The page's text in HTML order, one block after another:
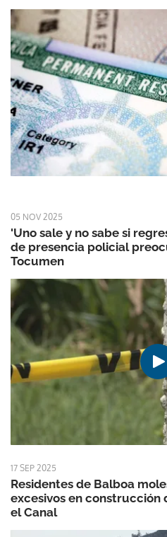
05 NOV 2025
'Uno sale y no sabe si
de presencia policial
Tocumen
17 SEP 2025
Residentes de Balboa
excesivos en
el Canal